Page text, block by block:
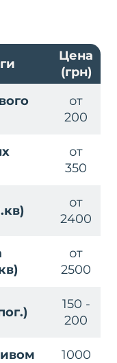
Цена
(грн)
от
200
от
350
от
2400
от
2500
150 -
200
1000